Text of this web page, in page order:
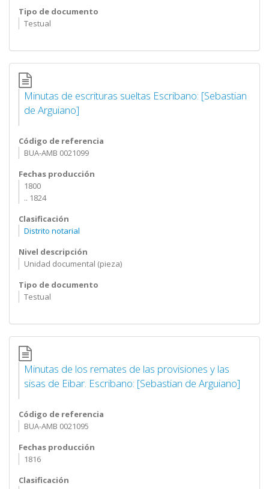
Tipo de documento
Testual
Minutas de escrituras sueltas Escribano: [Sebastian
de Arguiano]
Código de referencia
BUA-AMB 0021099
Fechas producción
1800
.. 1824
Clasificación
Distrito notarial
Nivel descripción
Unidad documental (pieza)
Tipo de documento
Testual
Minutas de los remates de las provisiones y las
sisas de Eibar. Escribano: [Sebastian de Arguiano]
Código de referencia
BUA-AMB 0021095
Fechas producción
1816
Clasificación